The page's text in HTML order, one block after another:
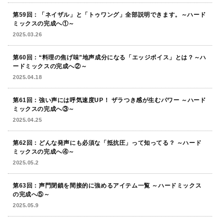
第59回：「ネイザル」と「トゥワング」全部説明できます。～ハード
ミックスの完成へ①～
2025.03.26
第60回：“料理の焦げ味”地声成分になる「エッジボイス」とは？～ハ
ードミックスの完成へ②～
2025.04.18
第61回：強い声には呼気速度UP！ ザラつき感が生むパワー ～ハード
ミックスの完成へ③～
2025.04.25
第62回：どんな発声にも必須な「抵抗圧」って知ってる？ ～ハード
ミックスの完成へ④～
2025.05.2
第63回：声門閉鎖を間接的に強めるアイテム一覧 ～ハードミックス
の完成へ⑤～
2025.05.9